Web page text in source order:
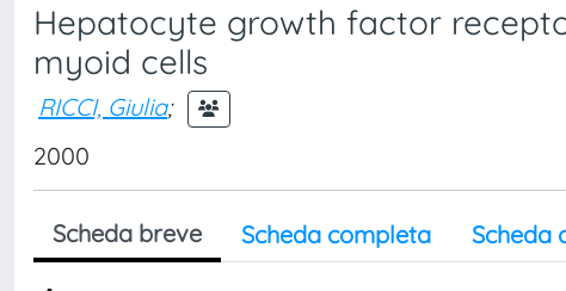
Hepatocyte growth factor
myoid cells
RICCI, Giulia;
2000
Scheda breve Scheda completa Scheda